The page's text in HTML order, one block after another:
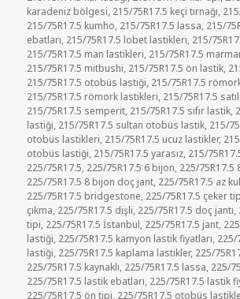
karadeniz bölgesi, 215/75R17.5 keçi tırnağı,
215/75R17.5 kumho, 215/75R17.5 lassa, 215/
ebatları, 215/75R17.5 lobet lastikleri, 215/
215/75R17.5 man lastikleri, 215/75R17.5
215/75R17.5 mitbushi, 215/75R17.5 ön lastik,
215/75R17.5 otobüs lastiği, 215/75R17.5
215/75R17.5 römork lastikleri, 215/75R17.5
215/75R17.5 semperit, 215/75R17.5 sıfır lastik,
lastiği, 215/75R17.5 sultan otobüs lastik, 215/
otobüs lastikleri, 215/75R17.5 ucuz lastikler,
otobüs lastiği, 215/75R17.5 yarasız, 215/
225/75R17.5, 225/75R17.5 6 bijon, 225/75R17.5
225/75R17.5 8 bijon doç jant, 225/75R17.5 az
225/75R17.5 bridgestone, 225/75R17.5 çeker
çıkma, 225/75R17.5 dişli, 225/75R17.5 doç jantı,
tipi, 225/75R17.5 İstanbul, 225/75R17.5 jant,
lastiği, 225/75R17.5 kamyon lastik fiyatları, 225/
lastiği, 225/75R17.5 kaplama lastikler, 225/
225/75R17.5 kaynaklı, 225/75R17.5 lassa, 225/
225/75R17.5 lastik ebatları, 225/75R17.5 lastik
225/75R17.5 ön tipi, 225/75R17.5 otobüs